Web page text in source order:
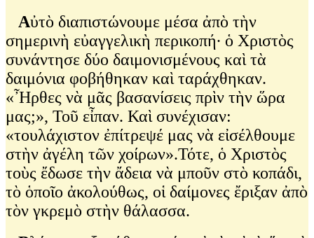
Αὐτὸ διαπιστώνουμε μέσα ἀπὸ τὴν
σημερινὴ εὐαγγελικὴ περικοπή∙ ὁ Χριστὸς
συνάντησε δύο δαιμονισμένους καὶ τὰ
δαιμόνια φοβήθηκαν καὶ ταράχθηκαν.
«Ἦρθες νὰ μᾶς βασανίσεις πρὶν τὴν ὥρα
μας;», Τοῦ εἶπαν. Καὶ συνέχισαν:
«τουλάχιστον ἐπίτρεψέ μας νὰ εἰσέλθουμε
στὴν ἀγέλη τῶν χοίρων».Τότε, ὁ Χριστὸς
τοὺς ἔδωσε τὴν ἄδεια νὰ μποῦν στὸ κοπάδι,
τὸ ὁποῖο ἀκολούθως, οἱ δαίμονες ἔριξαν ἀπὸ
τὸν γκρεμὸ στὴν θάλασσα.